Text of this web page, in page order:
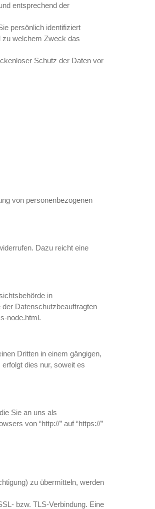
entsprechend der
persönlich identifiziert
zu welchem Zweck das
Schutz der Daten vor
von personenbezogenen
Dazu reicht eine
in
Datenschutzbeauftragten
node.html.
Dritten in einem gängigen,
dies nur, soweit es
Sie an uns als
von “http://” auf “https://”
zu übermitteln, werden
bzw. TLS-Verbindung. Eine